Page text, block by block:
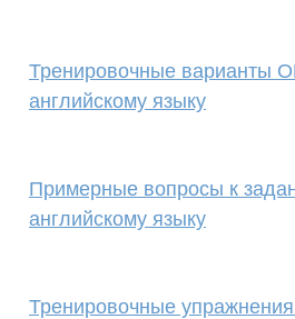
Тренировочные варианты
английскому языку
Примерные вопросы к
английскому языку
Тренировочные